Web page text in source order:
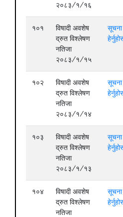
२०८३/१/१६
१०१
विषादी अवशेष
द्रुत विश्लेषण
नतिजा
२०८३/१/१५
सूचना
१०२
विषादी अवशेष
द्रुत विश्लेषण
नतिजा
२०८३/१/१४
सूचना
१०३
विषादी अवशेष
द्रुत विश्लेषण
नतिजा
२०८३/१/१३
सूचना
१०४
विषादी अवशेष
द्रुत विश्लेषण
नतिजा
सूचना